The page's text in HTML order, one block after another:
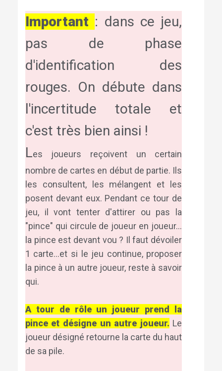
Important : dans ce jeu,
pas de phase
d'identification des
rouges. On débute dans
l'incertitude totale et
c'est très bien ainsi !
Les joueurs reçoivent un certain
nombre de cartes en début de partie. Ils
les consultent, les mélangent et les
posent devant eux. Pendant ce tour de
jeu, il vont tenter d'attirer ou pas la
"pince" qui circule de joueur en joueur...
la pince est devant vou ? Il faut dévoiler
1 carte...et si le jeu continue, proposer
la pince à un autre joueur, reste à savoir
qui.
A tour de rôle un joueur prend la
pince et désigne un autre joueur. Le
joueur désigné retourne la carte du haut
de sa pile.